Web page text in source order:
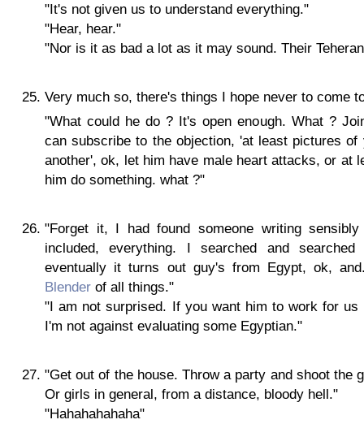
"It's not given us to understand everything."
"Hear, hear."
"Nor is it as bad a lot as it may sound. Their
Very much so, there's things I hope never to come
"What could he do ? It's open enough. What ?
can subscribe to the objection, 'at least pictures of
another', ok, let him have male heart attacks, or at
him do something. what ?"
"Forget it, I had found someone writing
included, everything. I searched and
eventually it turns out guy's from Egypt, ok,
Blender of all things."
"I am not surprised. If you want him to work for us
I'm not against evaluating some Egyptian."
"Get out of the house. Throw a party and shoot the
Or girls in general, from a distance, bloody hell."
"Hahahahahaha"